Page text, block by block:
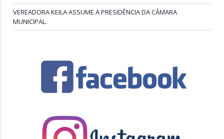
VEREADORA KEILA ASSUME A PRESIDÊNCIA DA CÂMARA
MUNICIPAL.